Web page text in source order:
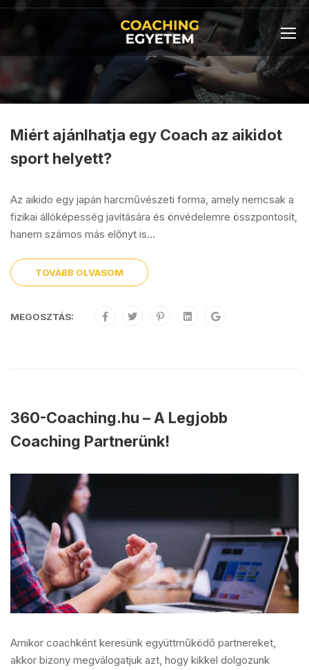
Miért ajánlhatja egy Coach az aikidot
sport helyett?
Az aikido egy japán harcművészeti forma, amely nemcsak a
fizikai állóképesség javítására és önvédelemre összpontosít,
hanem számos más előnyt is...
TOVÁBB OLVASOM
MEGOSZTÁS:
360-Coaching.hu – A Legjobb
Coaching Partnerünk!
Amikor coachként keresünk együttműködő partnereket,
akkor bizony megválogatjuk azt, hogy kikkel dolgozunk